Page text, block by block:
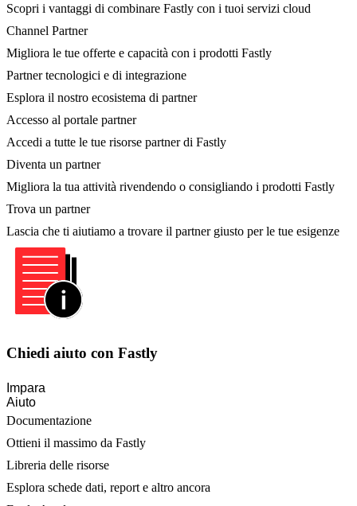
Scopri i vantaggi di combinare Fastly con i tuoi servizi cloud
Channel Partner
Migliora le tue offerte e capacità con i prodotti Fastly
Partner tecnologici e di integrazione
Esplora il nostro ecosistema di partner
Accesso al portale partner
Accedi a tutte le tue risorse partner di Fastly
Diventa un partner
Migliora la tua attività rivendendo o consigliando i prodotti Fastly
Trova un partner
Lascia che ti aiutiamo a trovare il partner giusto per le tue esigenze
Chiedi aiuto con Fastly
Impara
Aiuto
Documentazione
Ottieni il massimo da Fastly
Libreria delle risorse
Esplora schede dati, report e altro ancora